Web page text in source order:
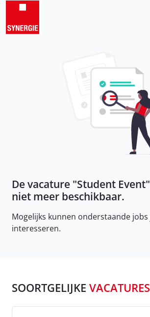
De vacature "Student Event
niet meer beschikbaar.
Mogelijks kunnen onderstaande jobs
interesseren.
SOORTGELIJKE VACATURES